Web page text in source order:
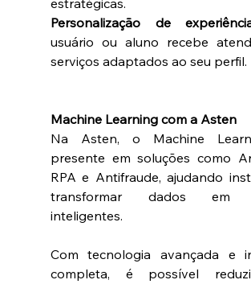
estratégicas.
Personalização de
usuário ou aluno recebe
serviços adaptados ao seu perfil.
Machine Learning com a Asten
Na Asten, o Machine
presente em soluções como
RPA e Antifraude, ajudando
transformar dados em
inteligentes.
Com tecnologia avançada e
completa, é possível